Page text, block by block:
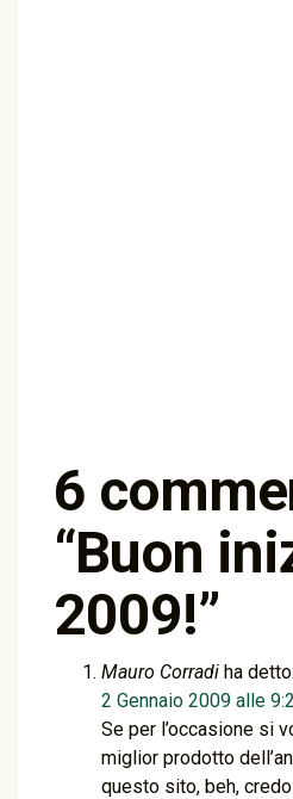
6
“Buon
2009!”
Mauro Corradi ha detto:
2 Gennaio 2009 alle
Se per l’occasione si
miglior prodotto
questo sito, beh,